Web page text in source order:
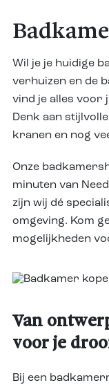
Wil je je huidige
verhuizen en de
vind je alles voor
Denk aan
kranen en nog
Onze
minuten van
zijn wij dé
omgeving. Kom
mogelijkheden
Van
voor je
Bij een